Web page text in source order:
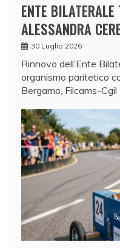
ENTE
ALESSANDRA
30 Luglio 2026
Rinnovo dell’Ente
organismo paritetico
Bergamo, Filcams-Cgil